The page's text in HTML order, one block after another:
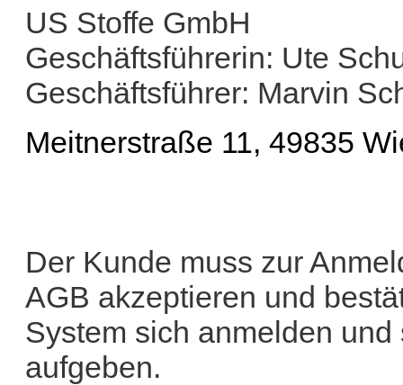
US Stoffe GmbH
Geschäftsführerin: Ute
Geschäftsführer: Marvin
Meitnerstraße 11, 49835
Der Kunde muss zur
AGB akzeptieren und
System sich anmelden
aufgeben.